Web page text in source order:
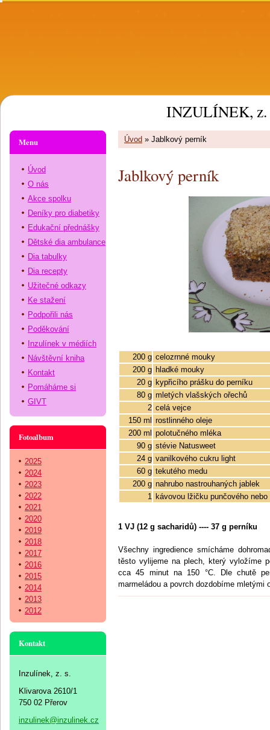
INZULÍNEK, z.
Úvod » Jablkový perník
Jablkový perník
200 g celozrnné mouky
200 g hladké mouky
20 g kypřicího prášku do perníku
80 g mletých vlašských ořechů
2 celá vejce
150 ml
rostlinného oleje
200 ml
polotučného mléka
90 g stévie Natusweet
24 g vanilkového cukru light
60 g tekutého medu
200 g nahrubo nastrouhaných jablek
1 kávovou lžičku punčového
1 VJ (12 g sacharidů) ---- 37 g perníku
Všechny ingredience smícháme
těsto vylijeme na plech, který vyložíme
cca 45 minut na 150 °C. Dle chutě
marmeládou a povrch dozdobíme mletými
Menu
Úvod
O nás
Akce spolku
Deníky pro diabetiky
Edukační přednášky
Dětské dia ambulance
Dia tabulky
Dia recepty
Užitečné odkazy
Ke stažení
Podpořili nás
Poděkování
Inzulínek v médiích
Návštěvní kniha
Kontakt
Pomáháme si
GIVT
Fotoalbum
2025
2024
2023
2022
2021
2020
2019
2018
2017
2016
2015
2014
2013
2012
Kontakt
Inzulínek, z. s.
Klivarova 2610/1
750 02 Přerov
inzulinek@inzulinek.cz